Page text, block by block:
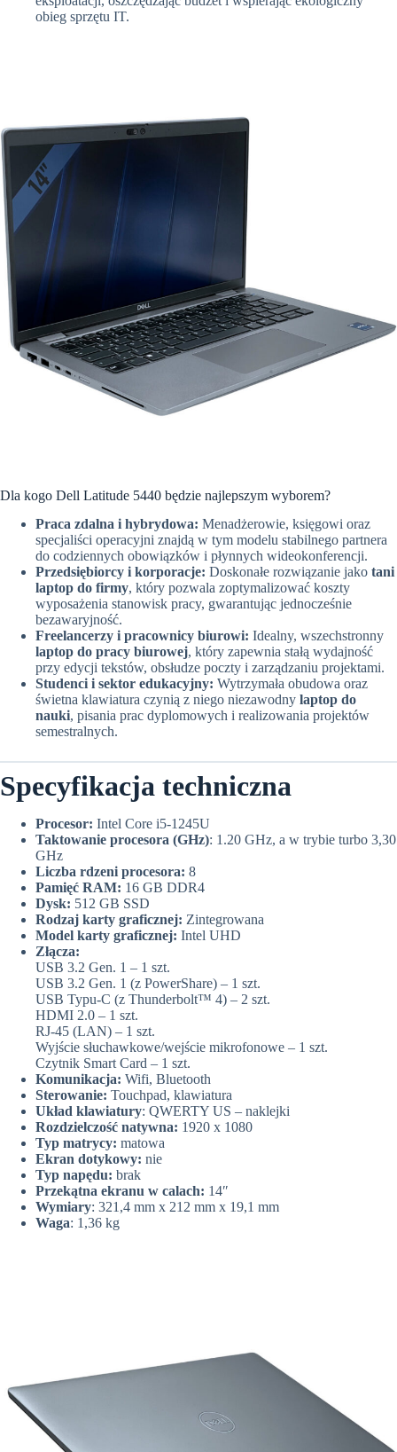
obieg sprzętu IT.
Dla kogo Dell Latitude 5440 będzie najlepszym wyborem?
Praca zdalna i hybrydowa: Menadżerowie, księgowi oraz
specjaliści operacyjni znajdą w tym modelu stabilnego partnera
do codziennych obowiązków i płynnych wideokonferencji.
Przedsiębiorcy i korporacje: Doskonałe rozwiązanie jako tani
laptop do firmy, który pozwala zoptymalizować koszty
wyposażenia stanowisk pracy, gwarantując jednocześnie
bezawaryjność.
Freelancerzy i pracownicy biurowi: Idealny, wszechstronny
laptop do pracy biurowej, który zapewnia stałą wydajność
przy edycji tekstów, obsłudze poczty i zarządzaniu projektami.
Studenci i sektor edukacyjny: Wytrzymała obudowa oraz
świetna klawiatura czynią z niego niezawodny laptop do
nauki, pisania prac dyplomowych i realizowania projektów
semestralnych.
Specyfikacja techniczna
Procesor: Intel Core i5-1245U
Taktowanie procesora (GHz): 1.20 GHz, a w trybie turbo 3,30
GHz
Liczba rdzeni procesora: 8
Pamięć RAM: 16 GB DDR4
Dysk: 512 GB SSD
Rodzaj karty graficznej: Zintegrowana
Model karty graficznej: Intel UHD
Złącza:
USB 3.2 Gen. 1 – 1 szt.
USB 3.2 Gen. 1 (z PowerShare) – 1 szt.
USB Typu-C (z Thunderbolt™ 4) – 2 szt.
HDMI 2.0 – 1 szt.
RJ-45 (LAN) – 1 szt.
Wyjście słuchawkowe/wejście mikrofonowe – 1 szt.
Czytnik Smart Card – 1 szt.
Komunikacja: Wifi, Bluetooth
Sterowanie: Touchpad, klawiatura
Układ klawiatury: QWERTY US – naklejki
Rozdzielczość natywna: 1920 x 1080
Typ matrycy: matowa
Ekran dotykowy: nie
Typ napędu: brak
Przekątna ekranu w calach: 14″
Wymiary: 321,4 mm x 212 mm x 19,1 mm
Waga: 1,36 kg